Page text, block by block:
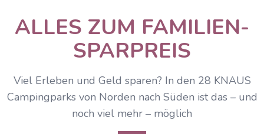
ALLES ZUM FAMILIEN-
SPARPREIS
Viel Erleben und Geld sparen? In den 28 KNAUS
Campingparks von Norden nach Süden ist das – und
noch viel mehr – möglich